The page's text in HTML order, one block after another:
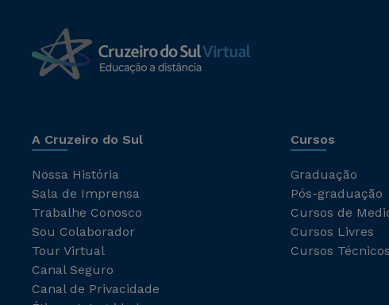
A Cruzeiro do Sul
Nossa História
Sala de Imprensa
Trabalhe Conosco
Sou Colaborador
Tour Virtual
Canal Seguro
Canal de Privacidade
Cursos
Graduação
Pós-graduação
Cursos de
Cursos Livres
Cursos Técnicos